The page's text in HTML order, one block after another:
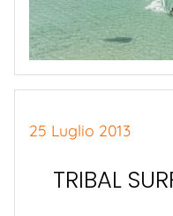
25 Luglio 2013
TRIBAL